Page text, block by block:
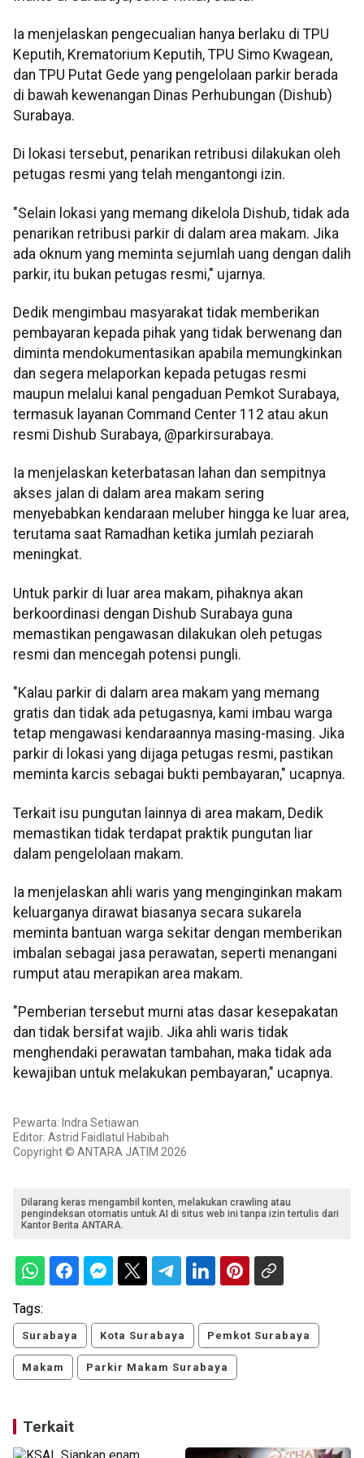
Ia menjelaskan pengecualian hanya berlaku di TPU
Keputih, Krematorium Keputih, TPU Simo Kwagean,
dan TPU Putat Gede yang pengelolaan parkir berada
di bawah kewenangan Dinas Perhubungan (Dishub)
Surabaya.
Di lokasi tersebut, penarikan retribusi dilakukan oleh
petugas resmi yang telah mengantongi izin.
"Selain lokasi yang memang dikelola Dishub, tidak ada
penarikan retribusi parkir di dalam area makam. Jika
ada oknum yang meminta sejumlah uang dengan dalih
parkir, itu bukan petugas resmi," ujarnya.
Dedik mengimbau masyarakat tidak memberikan
pembayaran kepada pihak yang tidak berwenang dan
diminta mendokumentasikan apabila memungkinkan
dan segera melaporkan kepada petugas resmi
maupun melalui kanal pengaduan Pemkot Surabaya,
termasuk layanan Command Center 112 atau akun
resmi Dishub Surabaya, @parkirsurabaya.
Ia menjelaskan keterbatasan lahan dan sempitnya
akses jalan di dalam area makam sering
menyebabkan kendaraan meluber hingga ke luar area,
terutama saat Ramadhan ketika jumlah peziarah
meningkat.
Untuk parkir di luar area makam, pihaknya akan
berkoordinasi dengan Dishub Surabaya guna
memastikan pengawasan dilakukan oleh petugas
resmi dan mencegah potensi pungli.
"Kalau parkir di dalam area makam yang memang
gratis dan tidak ada petugasnya, kami imbau warga
tetap mengawasi kendaraannya masing-masing. Jika
parkir di lokasi yang dijaga petugas resmi, pastikan
meminta karcis sebagai bukti pembayaran," ucapnya.
Terkait isu pungutan lainnya di area makam, Dedik
memastikan tidak terdapat praktik pungutan liar
dalam pengelolaan makam.
Ia menjelaskan ahli waris yang menginginkan makam
keluarganya dirawat biasanya secara sukarela
meminta bantuan warga sekitar dengan memberikan
imbalan sebagai jasa perawatan, seperti menangani
rumput atau merapikan area makam.
"Pemberian tersebut murni atas dasar kesepakatan
dan tidak bersifat wajib. Jika ahli waris tidak
menghendaki perawatan tambahan, maka tidak ada
kewajiban untuk melakukan pembayaran," ucapnya.
Pewarta: Indra Setiawan
Editor: Astrid Faidlatul Habibah
Copyright © ANTARA JATIM 2026
Dilarang keras mengambil konten, melakukan crawling atau
pengindeksan otomatis untuk AI di situs web ini tanpa izin tertulis dari
Kantor Berita ANTARA.
Tags:
Surabaya Kota Surabaya Pemkot Surabaya
Makam Parkir Makam Surabaya
Terkait